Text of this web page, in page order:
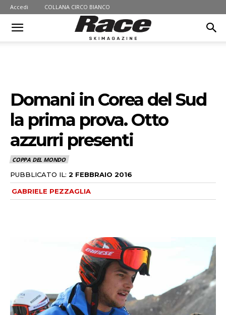
Accedi COLLANA CIRCO BIANCO
Domani in Corea del Sud
la prima prova. Otto
azzurri presenti
COPPA DEL MONDO
PUBBLICATO IL: 2 FEBBRAIO 2016
GABRIELE PEZZAGLIA